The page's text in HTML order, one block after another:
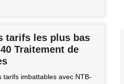
tarifs les plus bas
Traitement de
imbattables avec NTB-